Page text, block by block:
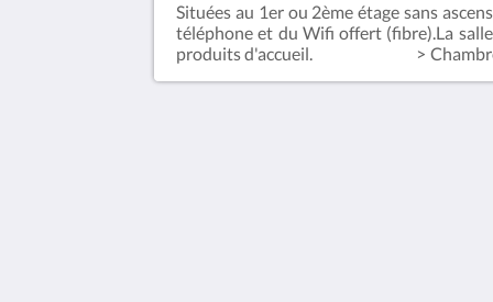
Situées au 1er ou 2ème étage sans
téléphone et du Wifi offert (fibre).La
produits d'accueil. >